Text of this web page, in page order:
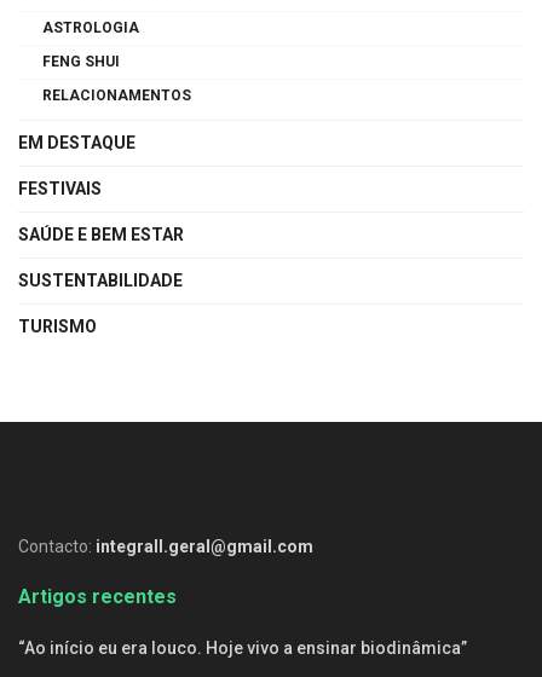
ASTROLOGIA
FENG SHUI
RELACIONAMENTOS
EM DESTAQUE
FESTIVAIS
SAÚDE E BEM ESTAR
SUSTENTABILIDADE
TURISMO
Contacto: integrall.geral@gmail.com
Artigos recentes
“Ao início eu era louco. Hoje vivo a ensinar biodinâmica”